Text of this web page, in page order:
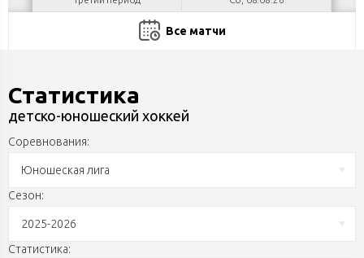
Все матчи
Статистика
детско-юношеский хоккей
Соревнования:
Юношеская лига
Сезон:
2025-2026
Статистика: